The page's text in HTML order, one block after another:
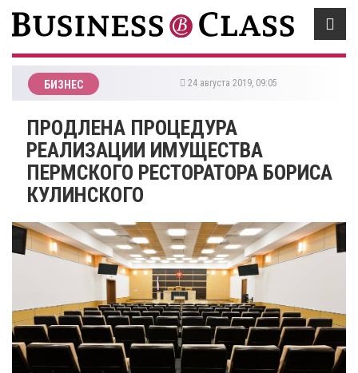
БИЗНЕС 24 августа 2019, 09:05
ПРОДЛЕНА ПРОЦЕДУРА
РЕАЛИЗАЦИИ ИМУЩЕСТВА
ПЕРМСКОГО РЕСТОРАТОРА БОРИСА
КУЛИНСКОГО